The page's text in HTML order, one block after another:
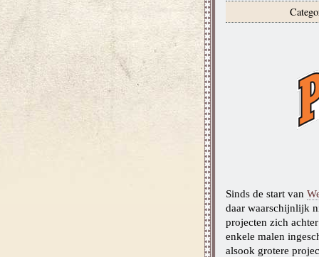
Sinds de start van
daar waarschijnlijk
projecten zich
enkele malen
alsook grotere